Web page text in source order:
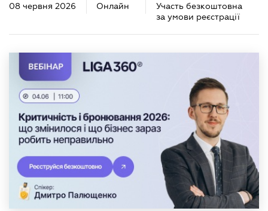
08 червня 2026 Онлайн
Участь безкоштовна
за умови реєстрації